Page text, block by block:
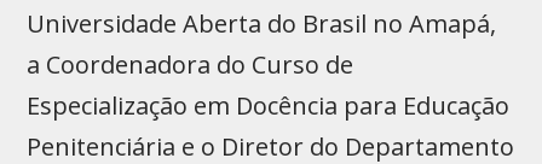
Universidade Aberta do Brasil no Amapá,
a Coordenadora do Curso de
Especialização em Docência para Educação
Penitenciária e o Diretor do Departamento